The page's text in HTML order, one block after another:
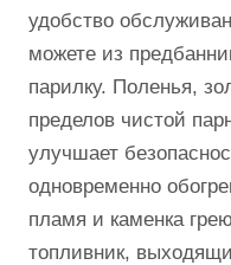
удобство
можете из
парилку. Поленья,
пределов чистой
улучшает
одновременно
пламя и каменка
топливник,